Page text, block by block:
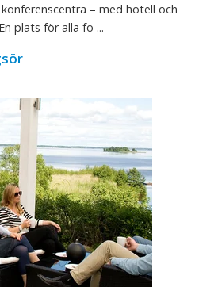
– med hotell och
plats för alla fo ...